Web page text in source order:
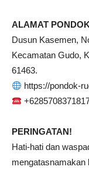
ALAMAT
Dusun Kasemen,
Kecamatan Gudo,
61463.
https://pondok-
PERINGATAN!
Hati-hati dan
mengatasnamakan